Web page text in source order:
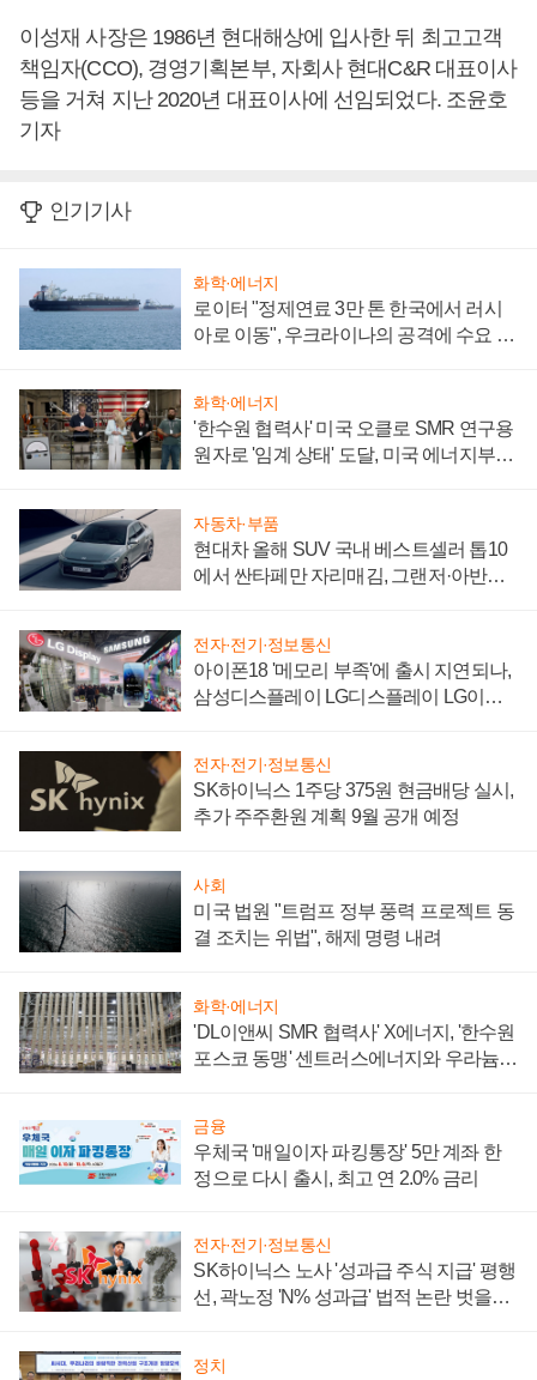
이성재 사장은 1986년 현대해상에 입사한 뒤 최고고객
책임자(CCO), 경영기획본부, 자회사 현대C&R 대표이사
등을 거쳐 지난 2020년 대표이사에 선임되었다. 조윤호
기자
인기기사
화학·에너지
로이터 "정제연료 3만 톤 한국에서 러시
아로 이동", 우크라이나의 공격에 수요 늘
화학·에너지
'한수원 협력사' 미국 오클로 SMR 연구용
원자로 '임계 상태' 도달, 미국 에너지부
자동차·부품
현대차 올해 SUV 국내 베스트셀러 톱10
에서 싼타페만 자리매김, 그랜저·아반떼
전자·전기·정보통신
아이폰18 '메모리 부족'에 출시 지연되나,
삼성디스플레이 LG디스플레이 LG이노
전자·전기·정보통신
SK하이닉스 1주당 375원 현금배당 실시,
추가 주주환원 계획 9월 공개 예정
사회
미국 법원 "트럼프 정부 풍력 프로젝트 동
결 조치는 위법", 해제 명령 내려
화학·에너지
'DL이앤씨 SMR 협력사' X에너지, '한수원
포스코 동맹' 센트러스에너지와 우라늄
금융
우체국 '매일이자 파킹통장' 5만 계좌 한
정으로 다시 출시, 최고 연 2.0% 금리
전자·전기·정보통신
SK하이닉스 노사 '성과급 주식 지급' 평행
선, 곽노정 'N% 성과급' 법적 논란 벗을지
정치